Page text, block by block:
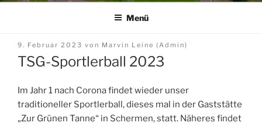
Menü
Veröffentlicht
am
9. Februar 2023 von Marvin Leine (Admin)
TSG-Sportlerball 2023
Im Jahr 1 nach Corona findet wieder unser
traditioneller Sportlerball, dieses mal in der Gaststätte
„Zur Grünen Tanne“ in Schermen, statt. Näheres findet